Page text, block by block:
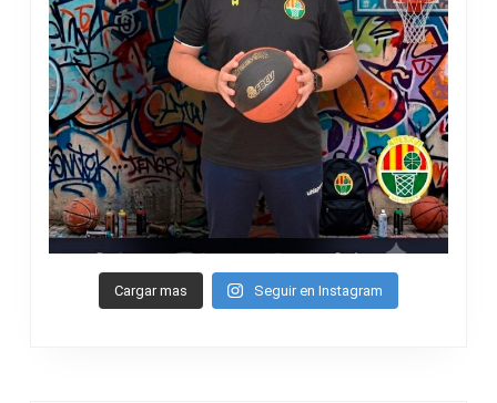
Cargar mas Seguir en Instagram